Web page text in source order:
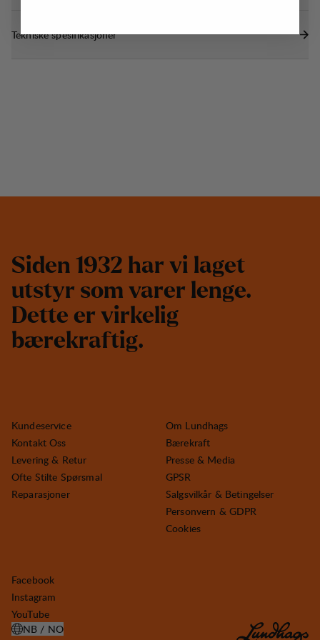
Tekniske spesifikasjoner
Siden 1932 har vi laget
utstyr som varer lenge.
Dette er virkelig
bærekraftig.
Kundeservice
Kontakt Oss
Levering & Retur
Ofte Stilte Spørsmal
Reparasjoner
Om Lundhags
Bærekraft
Presse & Media
GPSR
Salgsvilkår & Betingelser
Personvern & GDPR
Cookies
Facebook
Instagram
YouTube
NB / NO
ÅPNE VELG LAND